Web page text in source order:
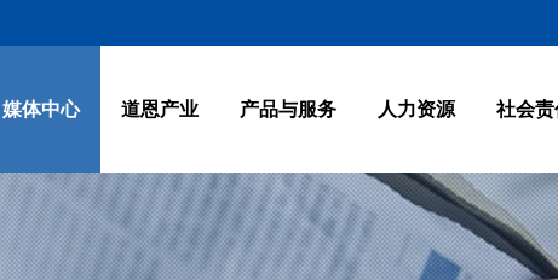
-集团简介
>集团简介
-董事长致
>董事长致
-企业文化 -企业荣誉
媒体中心
-道恩新闻
>道恩新闻
-道恩刊物
>道恩刊物
-宣传视频 -媒体关注
道恩产业
-贸易物流产业
>贸易物流产业
-高分子新
>高分子新
-钛产业 -关联企业
产品与服务
-高分子新材料产业板块
>高分子新材料产业板块
-贸易物流
>贸易物流
-钛产业板块 -金融投资
人力资源
-岗位需求
>岗位需求
-联系我们
>联系我们
-人才理念
社会
-绿色发展
>绿色发展
-园区建设
>园区建设
-公益事业
-联系我们
>联系我们